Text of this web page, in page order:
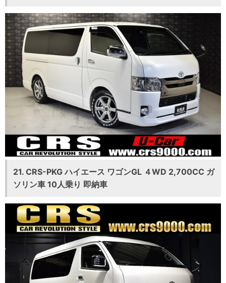
21. CRS-PKG ハイエース ワゴンGL ４WD 2,700CC ガ
ソリン車 10人乗り 即納車